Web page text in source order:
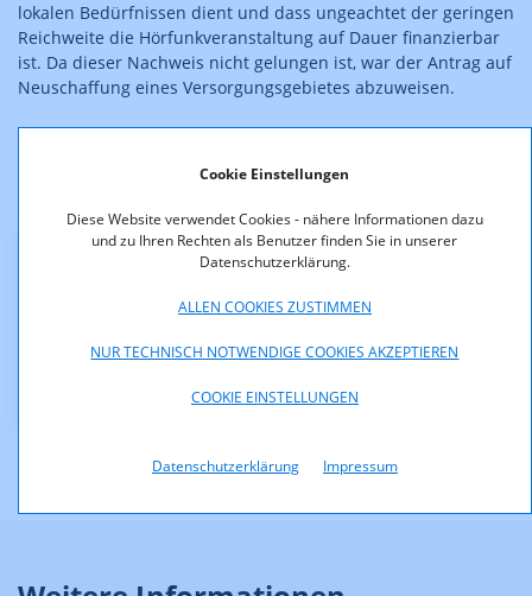
Cookie Einstellungen
Diese Website verwendet Cookies - nähere Informationen dazu
und zu Ihren Rechten als Benutzer finden Sie in unserer
Datenschutzerklärung.
ALLEN COOKIES ZUSTIMMEN
NUR TECHNISCH NOTWENDIGE COOKIES AKZEPTIEREN
COOKIE EINSTELLUNGEN
Datenschutzerklärung Impressum
lokalen Bedürfnissen dient und dass ungeachtet der geringen
Reichweite die Hörfunkveranstaltung auf Dauer finanzierbar
ist. Da dieser Nachweis nicht gelungen ist, war der Antrag auf
Neuschaffung eines Versorgungsgebietes abzuweisen.
DeutschlandsbergLokaleBeduerfnisse.pdf (pdf, 30,8